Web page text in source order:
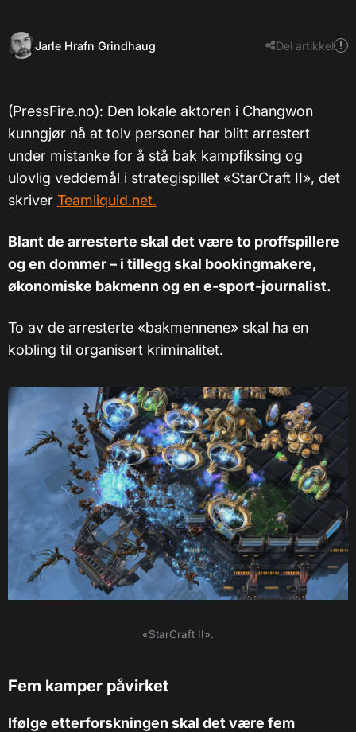
Jarle Hrafn Grindhaug Del artikkel
(PressFire.no): Den lokale aktoren i Changwon
kunngjør nå at tolv personer har blitt arrestert
under mistanke for å stå bak kampfiksing og
ulovlig veddemål i strategispillet «StarCraft II», det
skriver Teamliquid.net.
Blant de arresterte skal det være to proffspillere
og en dommer – i tillegg skal bookingmakere,
økonomiske bakmenn og en e-sport-journalist.
To av de arresterte «bakmennene» skal ha en
kobling til organisert kriminalitet.
«StarCraft II».
Fem kamper påvirket
Ifølge etterforskningen skal det være fem